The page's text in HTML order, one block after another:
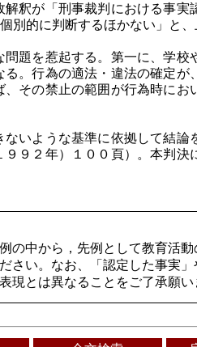
釈が「刑事裁判における事
的に判断するほかない」と、
題を惹起する。第一に、学
。行為の適法・違法の確定
その禁止の範囲が行為時に
いような基準に依拠して結
９２年）１００頁）。本判
中から，先例として教育活
い。なお、「認定した事実
現とは異なることをご了承願い